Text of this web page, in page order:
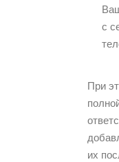
с
При
их